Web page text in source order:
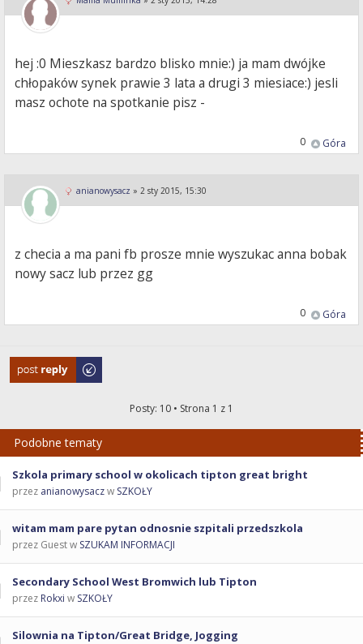
hej :0 Mieszkasz bardzo blisko mnie:) ja mam dwójke
chłopaków synek prawie 3 lata a drugi 3 miesiace:) jesli
masz ochote na spotkanie pisz -
Góra
0
anianowysacz » 2 sty 2015, 15:30
z checia a ma pani fb prosze mnie wyszukac anna bobak
nowy sacz lub przez gg
Góra
0
Odpowiedz
Posty: 10 • Strona 1 z 1
Podobne tematy
Szkola primary school w okolicach tipton great bright
przez anianowysaczw SZKOŁY
witam mam pare pytan odnosnie szpitali przedszkola
przez Guest w SZUKAM INFORMACJI
Secondary School West Bromwich lub Tipton
przez Rokxi w SZKOŁY
Silownia na Tipton/Great Bridge, Jogging